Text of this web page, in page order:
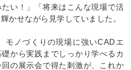
い！」「将来はこんな現場で活
かせながら見学していました。
モノづくりの現場に強いCADエ
から実践までしっかり学べるカ
の展示会で得た刺激が、これか